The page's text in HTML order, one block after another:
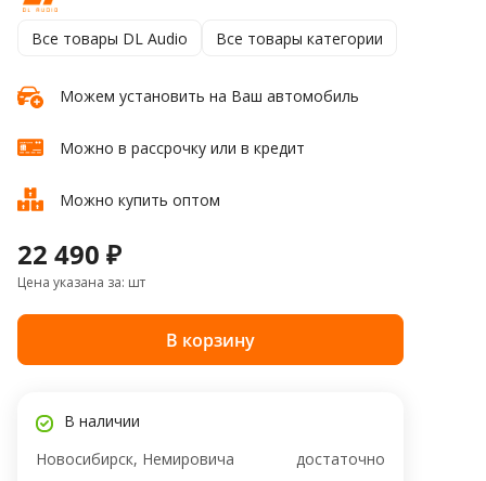
Все товары DL Audio Все товары категории
Можем установить на Ваш автомобиль
Можно в рассрочку или в кредит
Можно купить оптом
22 490 ₽
Цена указана за: шт
В корзину
В наличии
Новосибирск, ​Немировича
достаточно